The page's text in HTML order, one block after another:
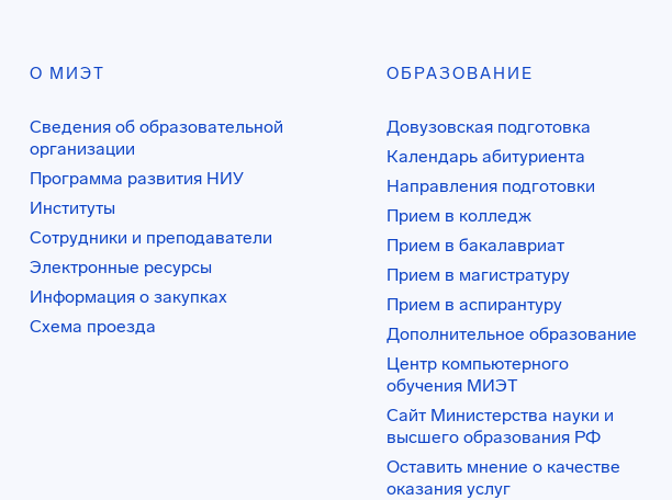
О МИЭТ
Сведения об образовательной
организации
Программа развития НИУ
Институты
Сотрудники и преподаватели
Электронные ресурсы
Информация о закупках
Схема проезда
ОБРАЗОВАНИЕ
Довузовская подготовка
Календарь абитуриента
Направления подготовки
Прием в колледж
Прием в бакалавриат
Прием в магистратуру
Прием в аспирантуру
Дополнительное образование
Центр компьютерного
обучения МИЭТ
Сайт Министерства науки и
высшего образования РФ
Оставить мнение о качестве
оказания услуг